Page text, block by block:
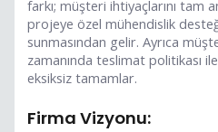
farkı; müşteri ihtiyaçlarını tam
projeye özel mühendislik
sunmasından gelir. Ayrıca
zamanında teslimat politikası
eksiksiz tamamlar.
Firma Vizyonu: